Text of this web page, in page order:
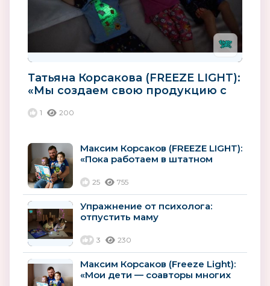
Татьяна Корсакова (FREEZE LIGHT):
«Мы создаем свою продукцию с
1 200
Максим Корсаков (FREEZE LIGHT):
«Пока работаем в штатном
25 755
Упражнение от психолога:
отпустить маму
3 230
Максим Корсаков (Freeze Light):
«Мои дети — соавторы многих